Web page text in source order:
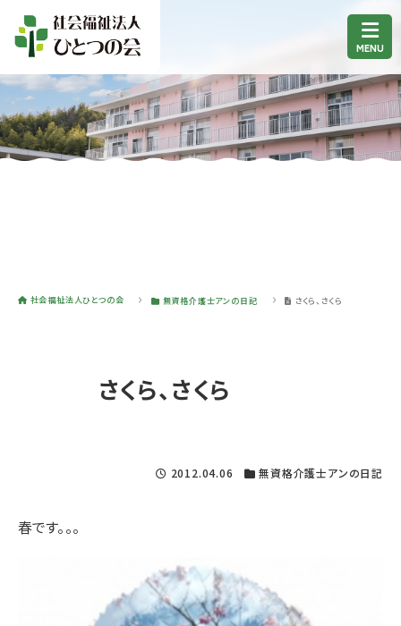
社会福祉法人ひとつの会 無資格介護士アンの日記 さくら、さくら
さくら、さくら
2012.04.06 無資格介護士アンの日記
春です。。。